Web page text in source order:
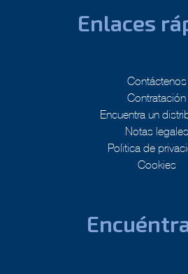
Enlaces
Contáctenos
Contratación
Encuentra un
Notas legales
Politica de
Cookies